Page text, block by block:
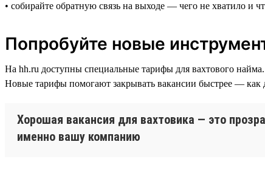
• собирайте обратную связь на выходе — чего не хватило и
Попробуйте новые
На hh.ru доступны специальные тарифы для вахтового
Новые тарифы помогают закрывать вакансии быстрее — как
Хорошая вакансия для вахтовика — это
именно вашу компанию